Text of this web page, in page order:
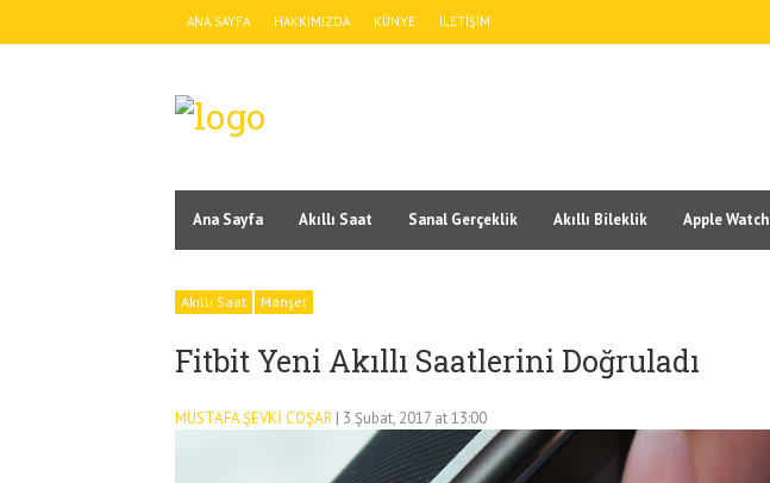
ANA SAYFA HAKKIMIZDA KÜNYE İLETIŞIM
Ana Sayfa Akıllı Saat Sanal Gerçeklik Akıllı Bileklik Apple Watch
Akıllı Saat Manşet
Fitbit Yeni Akıllı Saatlerini Doğruladı
MUSTAFA ŞEVKI COŞAR | 3 Şubat, 2017 at 13:00